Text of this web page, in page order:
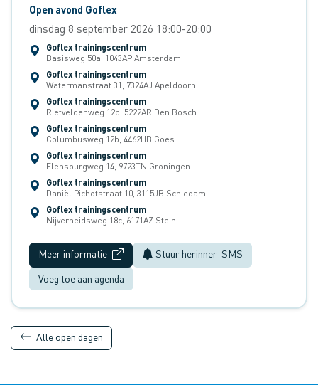
Open avond Goflex
dinsdag 8 september 2026 18:00-20:00
Goflex trainingscentrum
Basisweg 50a, 1043AP Amsterdam
Goflex trainingscentrum
Watermanstraat 31, 7324AJ Apeldoorn
Goflex trainingscentrum
Rietveldenweg 12b, 5222AR Den Bosch
Goflex trainingscentrum
Columbusweg 12b, 4462HB Goes
Goflex trainingscentrum
Flensburgweg 14, 9723TN Groningen
Goflex trainingscentrum
Daniël Pichotstraat 10, 3115JB Schiedam
Goflex trainingscentrum
Nijverheidsweg 18c, 6171AZ Stein
Meer informatie Stuur herinner-SMS
Voeg toe aan agenda
Alle open dagen